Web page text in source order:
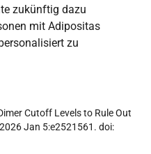
zukünftig dazu
mit Adipositas
zu
Cutoff Levels to Rule Out
Jan 5:e2521561. doi: